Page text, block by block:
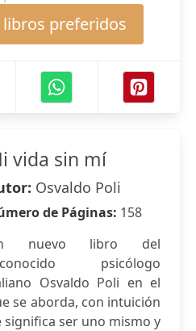
libros preferidos
vida sin mí
Osvaldo Poli
de Páginas: 158
nuevo libro del
psicólogo
Osvaldo Poli en el
se aborda, con intuición
ser uno mismo y